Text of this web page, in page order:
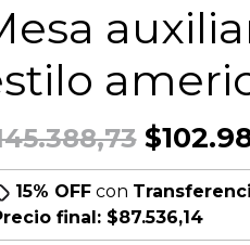
15% OFFcon
final: $87.536,14